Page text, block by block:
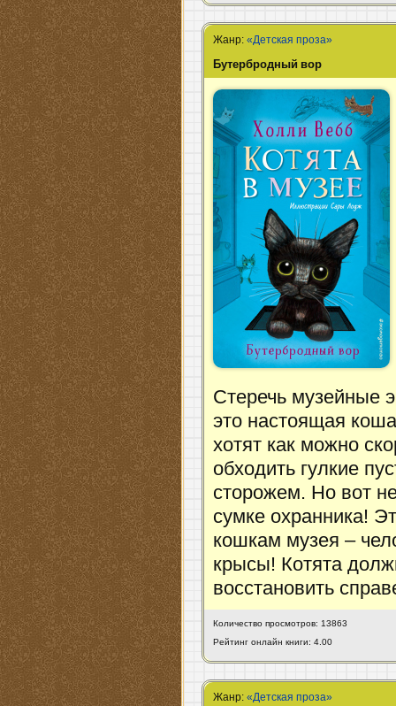
Жанр:«Детская проза»
Бутербродный вор
Стеречь музейные
это настоящая
хотят как можно
обходить гулкие
сторожем. Но вот
сумке охранника!
кошкам музея –
крысы! Котята
восстановить
Количество просмотров: 13863
Рейтинг онлайн книги: 4.00
Жанр:«Детская проза»